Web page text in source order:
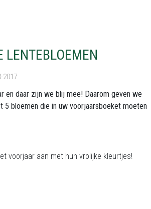
LENTEBLOEMEN
2017
en daar zijn we blij mee! Daarom geven we
5 bloemen die in uw voorjaarsboeket moeten
voorjaar aan met hun vrolijke kleurtjes!